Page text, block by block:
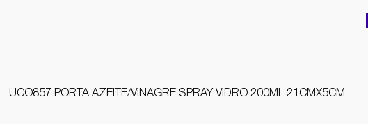
UCO857 PORTA AZEITE/VINAGRE SPRAY VIDRO 200ML 21CMX5CM